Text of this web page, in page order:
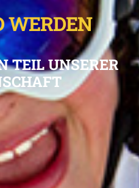
WERDEN
TEIL UNSERER